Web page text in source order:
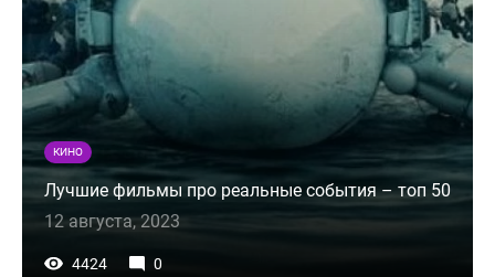
КИНО
Лучшие фильмы про реальные события – топ 50
12 августа, 2023
4424 0